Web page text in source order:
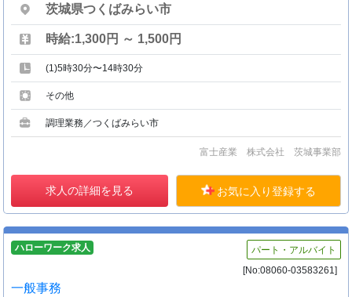
茨城県つくばみらい市
時給:1,300円 ～ 1,500円
(1)5時30分〜14時30分
その他
調理業務／つくばみらい市
富士産業 株式会社 茨城事業部
求人の詳細を見る お気に入り登録する
ハローワーク求人
パート・アルバイト
[No:08060-03583261]
一般事務